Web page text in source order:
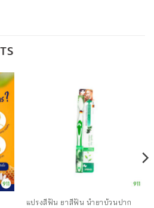
แปรงสีฟัน ยาสีฟัน น้ำยาบ้วนปาก